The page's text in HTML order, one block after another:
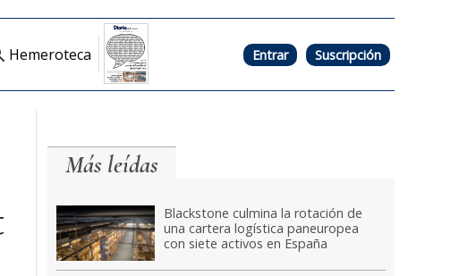
Hemeroteca Entrar Suscripción
Más leídas
Blackstone culmina la rotación de
una cartera logística paneuropea
con siete activos en España